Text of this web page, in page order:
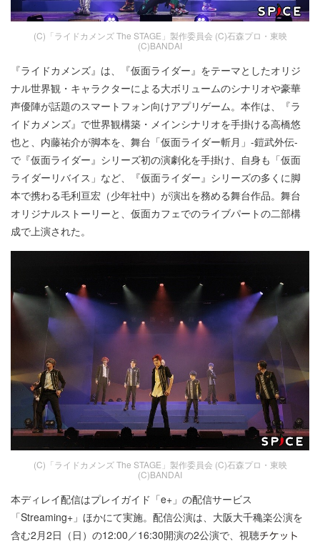
(C)「ライドカメンズ The STAGE」製作委員会 (C)石森プロ・東映
(C)BANDAI
『ライドカメンズ』は、『仮面ライダー』をテーマとしたオリジ
ナル世界観・キャラクターによる大ボリュームのシナリオや豪華
声優陣が話題のスマートフォン向けアプリゲーム。本作は、『ラ
イドカメンズ』で世界観構築・メインシナリオを手掛ける高橋悠
也と、内藤祐介が脚本を、舞台「仮面ライダー斬月」-鎧武外伝-
で『仮面ライダー』シリーズ初の演劇化を手掛け、自身も「仮面
ライダーリバイス」など、『仮面ライダー』シリーズの多くに脚
本で携わる毛利亘宏（少年社中）が演出を務める舞台作品。舞台
オリジナルストーリーと、仮面カフェでのライブパートの二部構
成で上演された。
(C)「ライドカメンズ The STAGE」製作委員会 (C)石森プロ・東映
(C)BANDAI
本ディレイ配信はプレイガイド「e+」の配信サービス
「Streaming+」ほかにて実施。配信公演は、大阪大千穐楽公演を
含む2月2日（日）の12:00／16:30開演の2公演で、視聴